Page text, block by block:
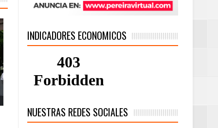
INDICADORES ECONOMICOS
NUESTRAS REDES SOCIALES